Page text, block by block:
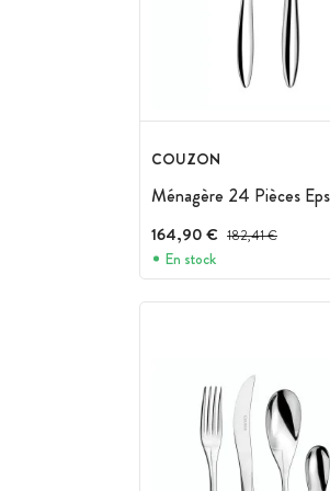
COUZON
Ménagère 24 Pièces
164,90 € Prix avant réduction :
182,41 €
En stock